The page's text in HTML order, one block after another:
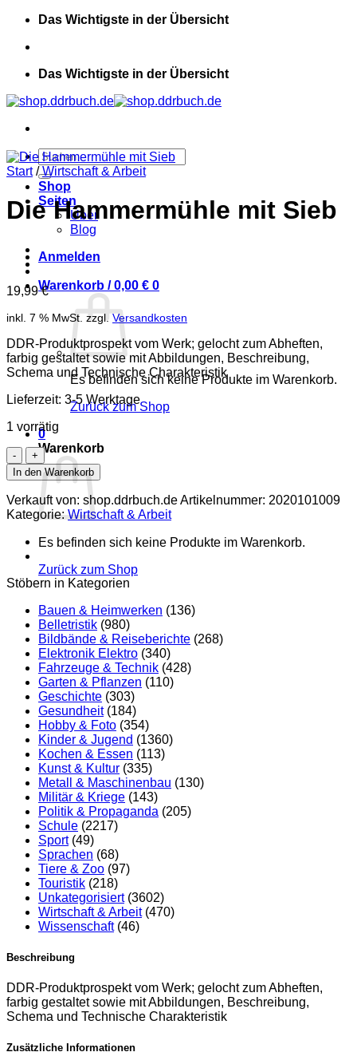
Zum
springen
Das Wichtigste in der Übersicht
Das Wichtigste in der Übersicht
Suchen
nach:
Shop
Seiten
Über
Blog
Anmelden
Warenkorb /0,00 € 0
Es befinden sich keine Produkte im Warenkorb.
Zurück zum Shop
0
Warenkorb
Es befinden sich keine Produkte im Warenkorb.
Zurück zum Shop
Start / Wirtschaft & Arbeit
Die Hammermühle mit Sieb
19,99€
inkl. 7 % MwSt. zzgl. Versandkosten
DDR-Produktprospekt vom Werk; gelocht zum Abheften,
farbig gestaltet sowie mit Abbildungen, Beschreibung,
Schema und Technische Charakteristik
Lieferzeit: 3-5 Werktage
1 vorrätig
Die
Hammermühle
mit
Sieb
Menge
In den Warenkorb
Verkauft von: shop.ddrbuch.deArtikelnummer: 2020101009
Kategorie:Wirtschaft & Arbeit
Stöbern in Kategorien
Bauen & Heimwerken (136)
Belletristik (980)
Bildbände & Reiseberichte (268)
Elektronik Elektro (340)
Fahrzeuge & Technik (428)
Garten & Pflanzen (110)
Geschichte (303)
Gesundheit (184)
Hobby & Foto (354)
Kinder & Jugend (1360)
Kochen & Essen (113)
Kunst & Kultur (335)
Metall & Maschinenbau (130)
Militär & Kriege (143)
Politik & Propaganda (205)
Schule (2217)
Sport (49)
Sprachen (68)
Tiere & Zoo (97)
Touristik (218)
Unkategorisiert (3602)
Wirtschaft & Arbeit (470)
Wissenschaft (46)
Beschreibung
DDR-Produktprospekt vom Werk; gelocht zum Abheften,
farbig gestaltet sowie mit Abbildungen, Beschreibung,
Schema und Technische Charakteristik
Zusätzliche Informationen